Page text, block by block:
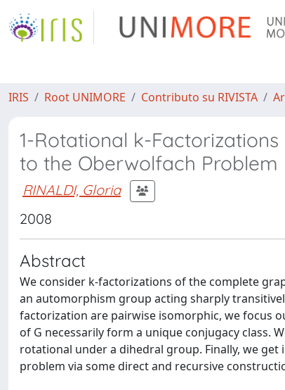
IRIS Root UNIMORE Contributo su RIVISTA
1-Rotational k-
to the Oberwolfach Problem
RINALDI, Gloria
2008
Abstract
We consider k-factorizations of the complete
an automorphism group acting sharply
factorization are pairwise isomorphic, we focus
of G necessarily form a unique conjugacy class.
rotational under a dihedral group. Finally, we
problem via some direct and recursive